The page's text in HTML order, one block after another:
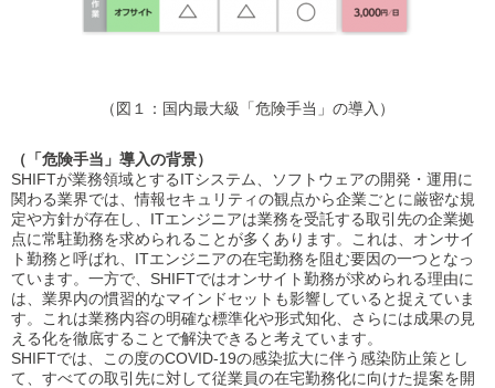
（図１：国内最大級「危険手当」の導入）
（「危険手当」導入の背景）
SHIFTが業務領域とするITシステム、ソフトウェアの開発・運用に
関わる業界では、情報セキュリティの観点から企業ごとに厳密な規
定や方針が存在し、ITエンジニアは業務を受託する取引先の企業拠
点に常駐勤務を求められることが多くあります。これは、オンサイ
ト勤務と呼ばれ、ITエンジニアの在宅勤務を阻む要因の一つとなっ
ています。一方で、SHIFTではオンサイト勤務が求められる理由に
は、業界内の慣習的なマインドセットも影響していると捉えていま
す。これは業務内容の明確な標準化や形式知化、さらには成果の見
える化を徹底することで解決できると考えています。
SHIFTでは、この度のCOVID-19の感染拡大に伴う感染防止策とし
て、すべての取引先に対して従業員の在宅勤務化に向けた提案を開